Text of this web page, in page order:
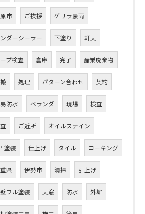
市 ご挨拶 ゲリラ豪雨
ダーシーラー 下塗り 軒天
プ検査 倉庫 完了 産業廃棄物
処理 パターン合わせ 契約
防水 ベランダ 現場 検査
ご近所 オイルステイン
塗装 仕上げ タイル コーキング
県 伊勢市 清掃 引上げ
フル塗装 天窓 防水 外塀